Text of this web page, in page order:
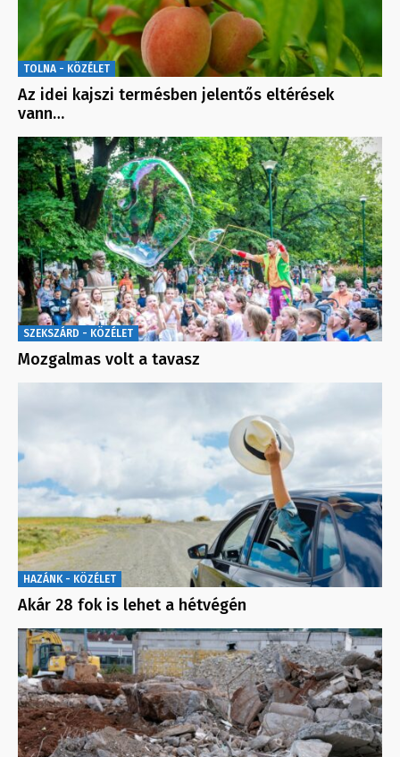
TOLNA - KÖZÉLET
Az idei kajszi termésben jelentős eltérések
vann…
SZEKSZÁRD - KÖZÉLET
Mozgalmas volt a tavasz
HAZÁNK - KÖZÉLET
Akár 28 fok is lehet a hétvégén